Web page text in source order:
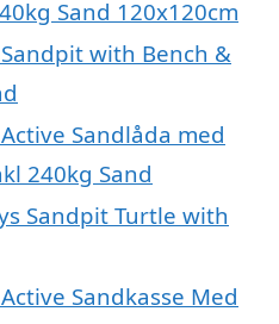
Sand 120x120cm
with Bench &
Sandlåda med
240kg Sand
Sandpit Turtle with
Sandkasse Med